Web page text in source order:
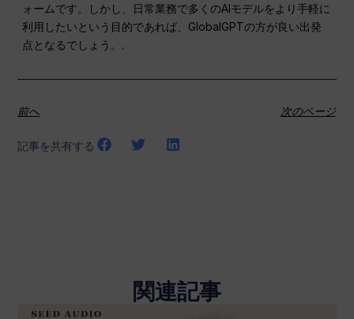
ォームです。しかし、日常業務で多くのAIモデルをより手軽に
利用したいという目的であれば、GlobalGPTの方が良い出発
点となるでしょう。.
前へ 次のページ
記事を共有する
関連記事